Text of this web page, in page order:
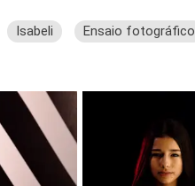
Isabeli Ensaio fotográfico